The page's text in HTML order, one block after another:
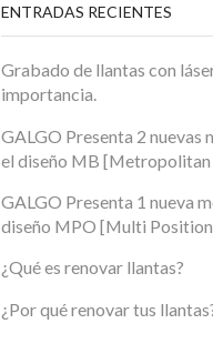
ENTRADAS RECIENTES
Grabado de llantas con
importancia.
GALGO Presenta 2 nuevas
el diseño MB [Metropolitan
GALGO Presenta 1 nueva
diseño MPO [Multi
¿Qué es renovar llantas?
¿Por qué renovar tus